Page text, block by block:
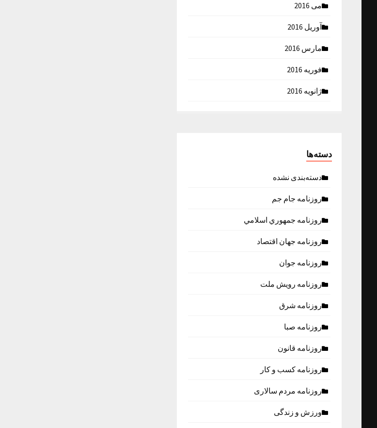
می 2016
آوریل 2016
مارس 2016
فوریه 2016
ژانویه 2016
دسته‌ها
دسته‌بندی نشده
روزنامه جام جم
روزنامه جمهوري اسلامي
روزنامه جهان اقتصاد
روزنامه جوان
روزنامه رویش ملت
روزنامه شرق
روزنامه صبا
روزنامه قانون
روزنامه كسب و كار
روزنامه مردم سالاری
ورزش و زندگی